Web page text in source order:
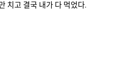
치고 결국 내가 다 먹었다.